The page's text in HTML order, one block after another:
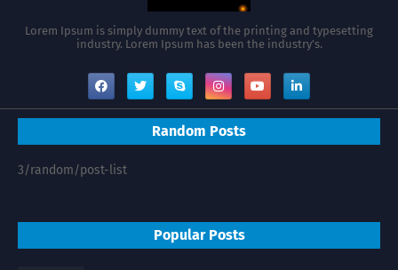
Lorem Ipsum is simply dummy text of the printing and typesetting
industry. Lorem Ipsum has been the industry's.
Random Posts
3/random/post-list
Popular Posts